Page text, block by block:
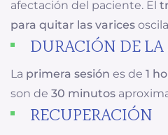
afectación del paciente. El
para quitar las varices
DURACIÓN DE LA
La primera sesión es de 1
son de 30 minutos
RECUPERACIÓN